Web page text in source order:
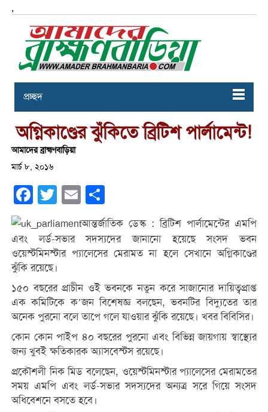
,
প্রচ্ছদ
অগ্নিকাণ্ডের ঝুঁকিতে ব্রিটিশ পার্লামেন্ট!
আমাদের ব্রাহ্মণবাড়িয়া
মার্চ ৮, ২০১৬
Facebook
Twitter Email
আন্তর্জাতিক ডেস্ক : ব্রিটিশ পার্লামেন্টের এমপি
এবং লর্ড-সভার সদস্যদের জানানো হয়েছে সংসদ ভবন
ওয়েস্টমিনস্টার প্যালেসের মেরামত না হলে সেখানে অগ্নিকাণ্ডের
ঝুঁকি রয়েছে।
১৫০ বছরের প্রাচীন ওই ভবনকে নতুন করে সাজানোর দায়িত্বপ্রাপ্ত
এক কমিটিকে ক’জন বিশেষজ্ঞ বলছেন, ভবনটির বিদ্যুতের তার
অনেক পুরনো বলে তাপে গলে যাওয়ার ঝুঁকি রয়েছে। খবর বিবিসির।
কোন কোন পাইপ ৪০ বছরের পুরনো এবং বিভিন্ন জায়গায় স্বাস্থ্যের
জন্য খুবই ক্ষতিকারক অ্যাসবেস্টস রয়েছে।
প্রকৌশলী নিক মিড বলেছেন, ওয়েস্টমিনস্টার প্যালেসের মেরামতের
সময় এমপি এবং লর্ড-সভার সদস্যদের অন্যত্র সরে গিয়ে সংসদ
অধিবেশনে বসতে হবে।